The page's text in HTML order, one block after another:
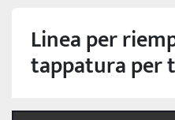
Linea per
tappatura per